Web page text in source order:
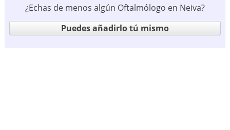
¿Echas de menos algún Oftalmólogo en Neiva?
Puedes añadirlo tú mismo